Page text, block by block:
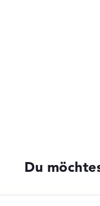
Du